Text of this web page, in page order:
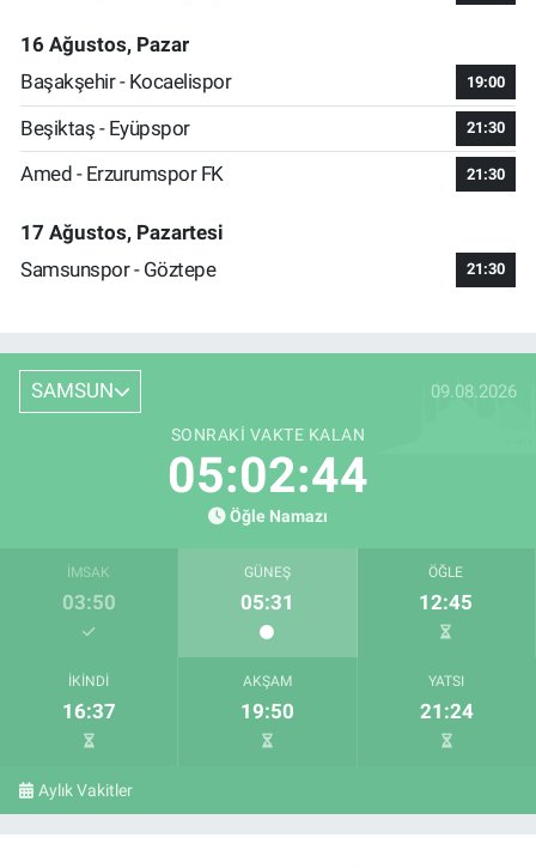
16 Ağustos, Pazar
Başakşehir - Kocaelispor
19:00
Beşiktaş - Eyüpspor 21:30
Amed - Erzurumspor FK 21:30
17 Ağustos, Pazartesi
Samsunspor - Göztepe
21:30
SAMSUN 09.08.2026
SONRAKI VAKTE KALAN
05:02:43
Öğle Namazı
İMSAK
03:50
GÜNEŞ
05:31
ÖĞLE
12:45
İKINDI
16:37
AKŞAM
19:50
YATSI
21:24
Aylık Vakitler